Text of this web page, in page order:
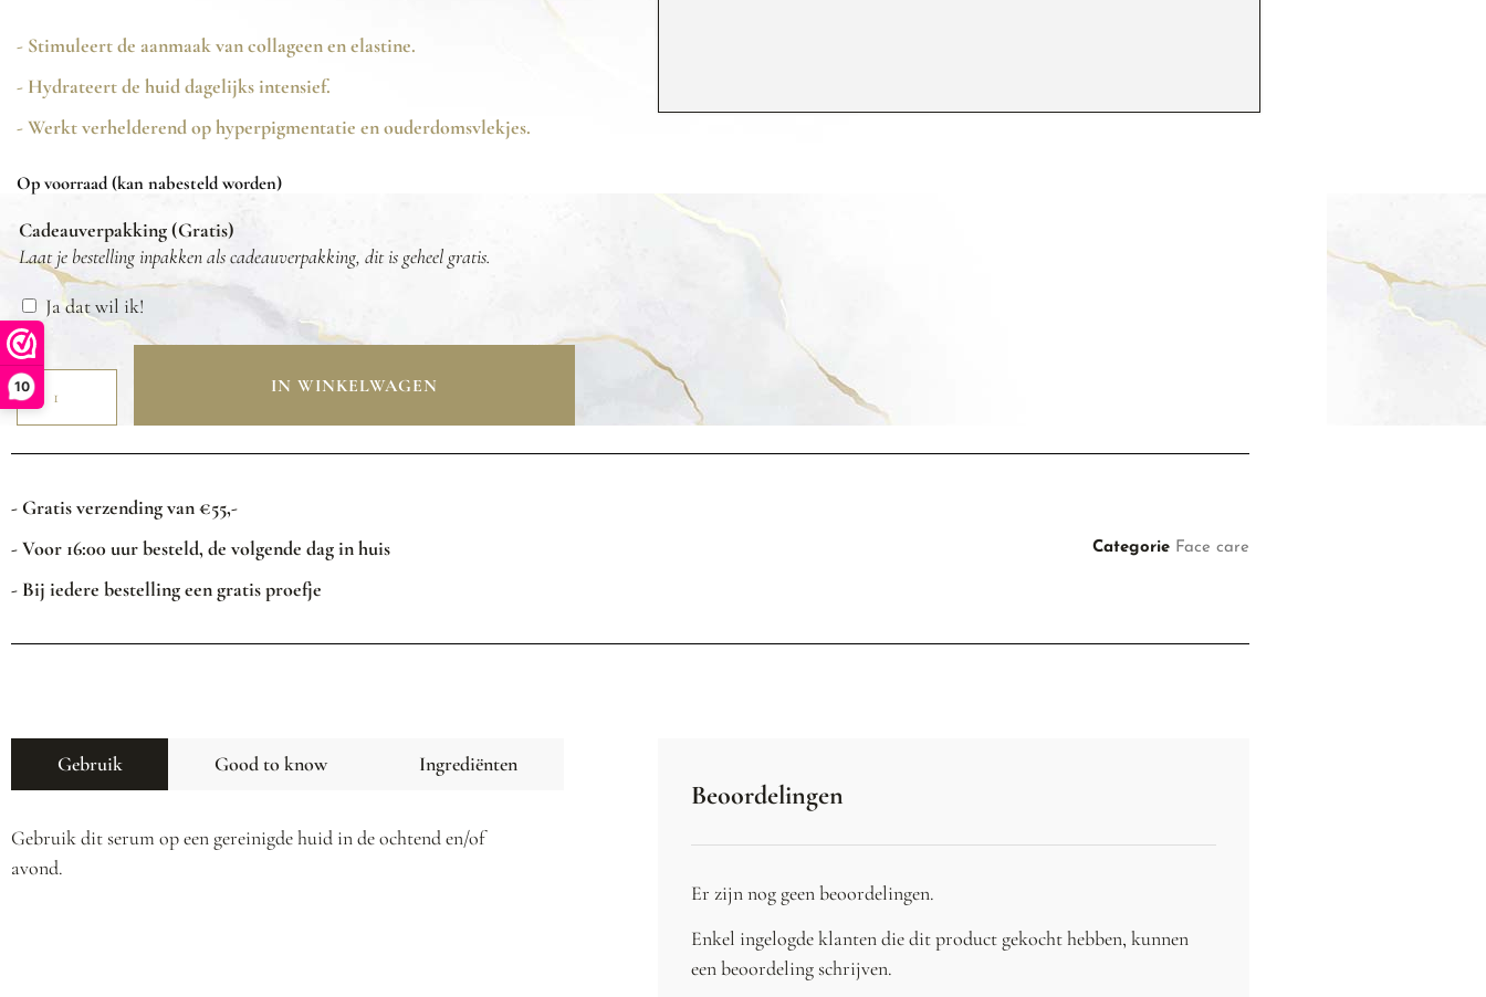
10
- Stimuleert de aanmaak van collageen en elastine.
- Hydrateert de huid dagelijks intensief.
- Werkt verhelderend op hyperpigmentatie en ouderdomsvlekjes.
Op voorraad (kan nabesteld worden)
Cadeauverpakking (Gratis)
Laat je bestelling inpakken als cadeauverpakking, dit is geheel gratis.
Ja dat wil ik!
IN WINKELWAGEN
- Gratis verzending van €55,-
- Voor 16:00 uur besteld, de volgende dag in huis
- Bij iedere bestelling een gratis proefje
Categorie Face care
Gebruik Good to know Ingrediënten
Gebruik dit serum op een gereinigde huid in de ochtend en/of
avond.
Beoordelingen
Er zijn nog geen beoordelingen.
Enkel ingelogde klanten die dit product gekocht hebben, kunnen
een beoordeling schrijven.